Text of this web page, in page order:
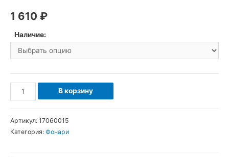
1 610 ₽
Наличие:
Количество
товара
MJ-
В корзину
Артикул: 17060015
Категория: Фонари